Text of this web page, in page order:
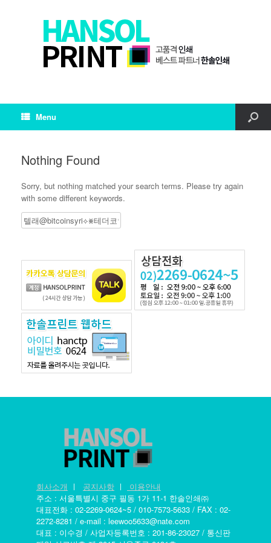
Menu
Nothing Found
Sorry, but nothing matched your search terms. Please try again
with some different keywords.
Search
회사소개 ㅣ 공지사항 ㅣ
이용안내
주소 : 서울특별시 중구 필동 1가 11-1 한솔인쇄㈜
대표전화 : 02-2269-0624~5 / 010-7573-5633 / FAX : 02-
2272-8281 / e-mail : leewoo5633@nate.com
대표 : 이수경 / 사업자등록번호 : 201-86-23027 / 통신판